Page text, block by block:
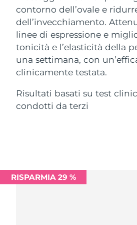
contorno dell’ovale e
dell’invecchiamento.
linee di espressione e
tonicità e l’elasticità della
una settimana, con
clinicamente testata.
Risultati basati su test
condotti da terzi
RISPARMIA 29 %
For healthy hair
18% PAP
Cosmetici
Vedi tutto
Israele
Italia
Giappone
Kazakistan
Libano